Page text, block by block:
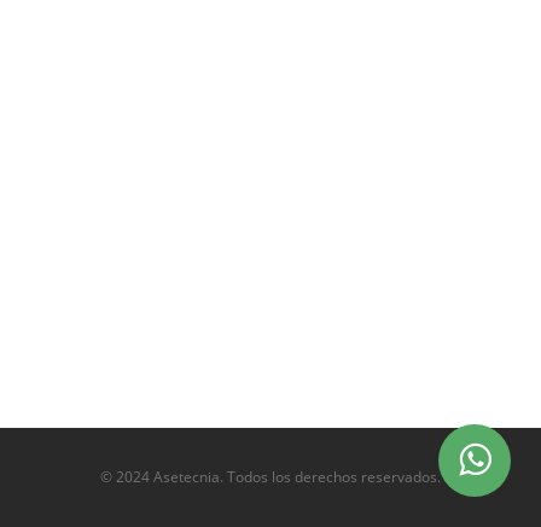
© 2024 Asetecnia. Todos los derechos reservados.